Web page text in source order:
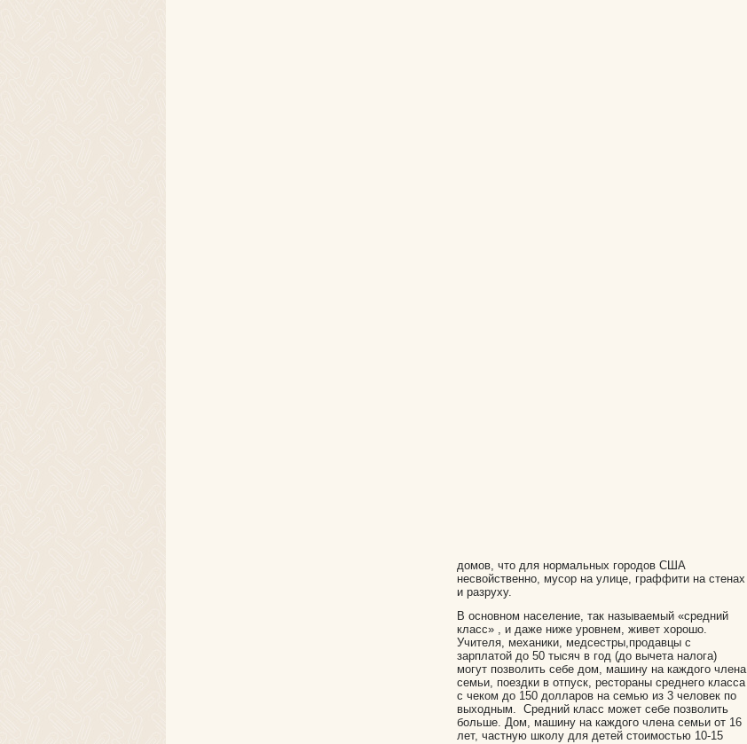
домов, что для нормальных городов США
несвойственно, мусор на улице, граффити на стенах
и разруху.
В основном население, так называемый «средний
класс» , и даже ниже уровнем, живет хорошо.
Учителя, механики, медсестры,продавцы с
зарплатой до 50 тысяч в год (до вычета налога)
могут позволить себе дом, машину на каждого члена
семьи, поездки в отпуск, рестораны среднего класса
с чеком до 150 долларов на семью из 3 человек по
выходным. Средний класс может себе позволить
больше. Дом, машину на каждого члена семьи от 16
лет, частную школу для детей стоимостью 10-15